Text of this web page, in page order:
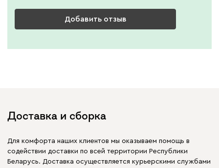
Добавить отзыв
Доставка и сборка
Для комфорта наших клиентов мы оказываем помощь в
содействии доставки по всей территории Республики
Беларусь. Доставка осуществляется курьерскими службами